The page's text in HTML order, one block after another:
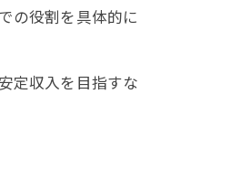
の役割を具体的に
定収入を目指すな